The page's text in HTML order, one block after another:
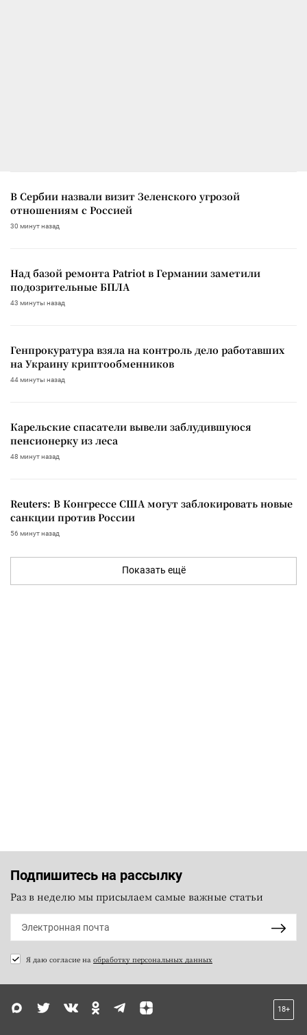
В Сербии назвали визит Зеленского угрозой
отношениям с Россией
30 минут назад
Над базой ремонта Patriot в Германии заметили
подозрительные БПЛА
43 минуты назад
Генпрокуратура взяла на контроль дело работавших
на Украину криптообменников
44 минуты назад
Карельские спасатели вывели заблудившуюся
пенсионерку из леса
48 минут назад
Reuters: В Конгрессе США могут заблокировать новые
санкции против России
56 минут назад
Показать ещё
Подпишитесь на рассылку
Раз в неделю мы присылаем самые важные статьи
Я даю согласие на обработку персональных данных
18+